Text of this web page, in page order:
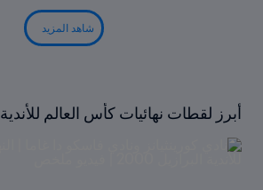
شاهد المزيد
أبرز لقطات نهائيات كأس العالم للأندية